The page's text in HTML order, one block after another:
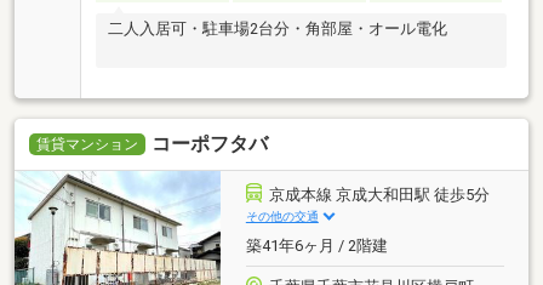
二人入居可・駐車場2台分・角部屋・オール電化
賃貸マンション コーポフタバ
京成本線 京成大和田駅 徒歩5分
その他の交通
築41年6ヶ月 / 2階建